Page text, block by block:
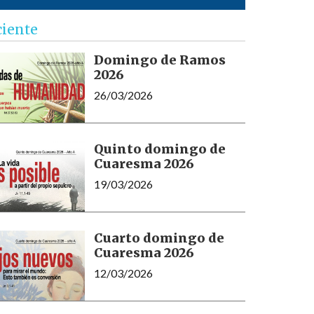
Domingo de Ramos
2026
26/03/2026
Quinto domingo de
Cuaresma 2026
19/03/2026
Cuarto domingo de
Cuaresma 2026
12/03/2026